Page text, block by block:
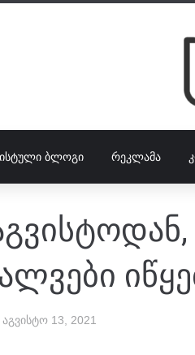
ᲑᲚᲝᲒᲘ ᲠᲔᲙᲚᲐᲛᲐ
აგვისტო 13, 2021